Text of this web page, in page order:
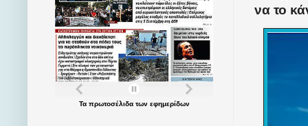
να το
Τα πρωτοσέλιδατων εφημερίδων